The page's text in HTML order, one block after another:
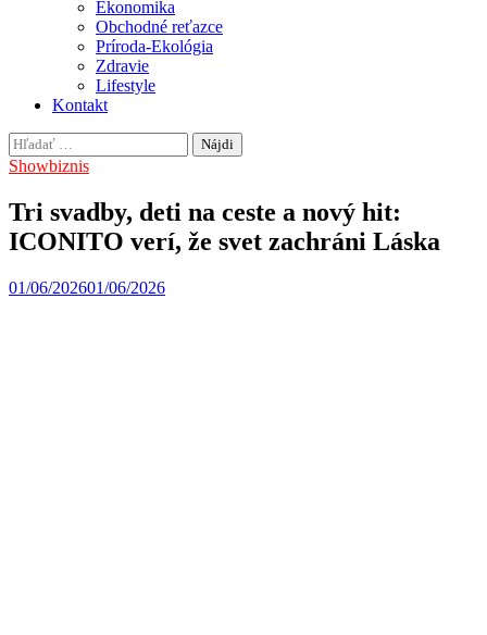
Ekonomika
Obchodné reťazce
Príroda-Ekológia
Zdravie
Lifestyle
Kontakt
Hľadať:
Showbiznis
Tri svadby, deti na ceste a nový hit:
ICONITO verí, že svet zachráni Láska
01/06/202601/06/2026